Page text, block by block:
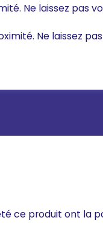
Ne laissez pas
Ne laissez
ce produit ont la